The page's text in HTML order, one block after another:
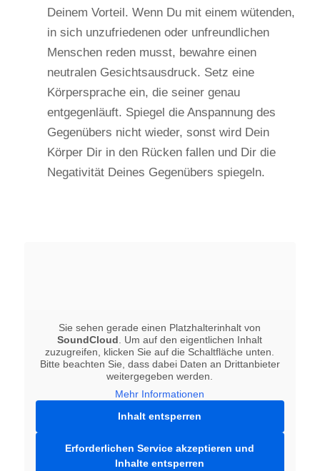
Deinem Vorteil. Wenn Du mit einem wütenden,
in sich unzufriedenen oder unfreundlichen
Menschen reden musst, bewahre einen
neutralen Gesichtsausdruck. Setz eine
Körpersprache ein, die seiner genau
entgegenläuft. Spiegel die Anspannung des
Gegenübers nicht wieder, sonst wird Dein
Körper Dir in den Rücken fallen und Dir die
Negativität Deines Gegenübers spiegeln.
Sie sehen gerade einen Platzhalterinhalt von
SoundCloud . Um auf den eigentlichen Inhalt
zuzugreifen, klicken Sie auf die Schaltfläche unten.
Bitte beachten Sie, dass dabei Daten an Drittanbieter
weitergegeben werden.
Mehr Informationen
Inhalt entsperren
Erforderlichen Service akzeptieren und
Inhalte entsperren